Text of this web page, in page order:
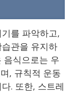
를 파악하고,
관을 유지하
음식으로는 우
, 규칙적 운동
. 또한, 스트레